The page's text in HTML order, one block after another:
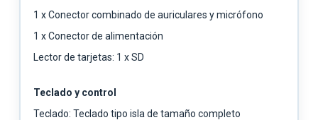
1 x Conector combinado de auriculares y micrófono
1 x Conector de alimentación
Lector de tarjetas: 1 x SD
Teclado y control
Teclado: Teclado tipo isla de tamaño completo